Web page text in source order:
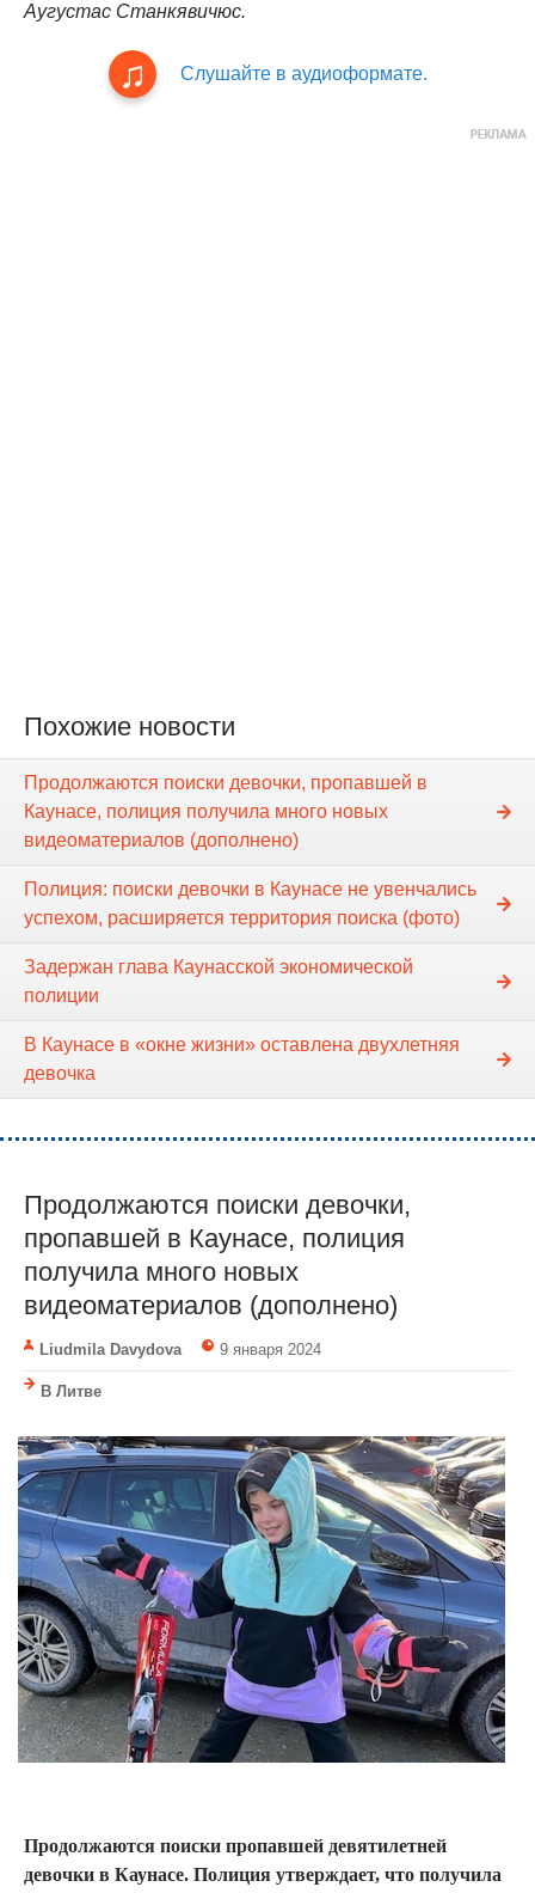
Аугустас Станкявичюс.
Слушайте в аудиоформате.
Похожие новости
Продолжаются поиски девочки, пропавшей в
Каунасе, полиция получила много новых
видеоматериалов (дополнено)
Полиция: поиски девочки в Каунасе не увенчались
успехом, расширяется территория поиска (фото)
Задержан глава Каунасской экономической
полиции
В Каунасе в «окне жизни» оставлена двухлетняя
девочка
Продолжаются поиски девочки,
пропавшей в Каунасе, полиция
получила много новых
видеоматериалов (дополнено)
Liudmila Davydova 9 января 2024
В Литве
Продолжаются поиски пропавшей девятилетней
девочки в Каунасе. Полиция утверждает, что получила